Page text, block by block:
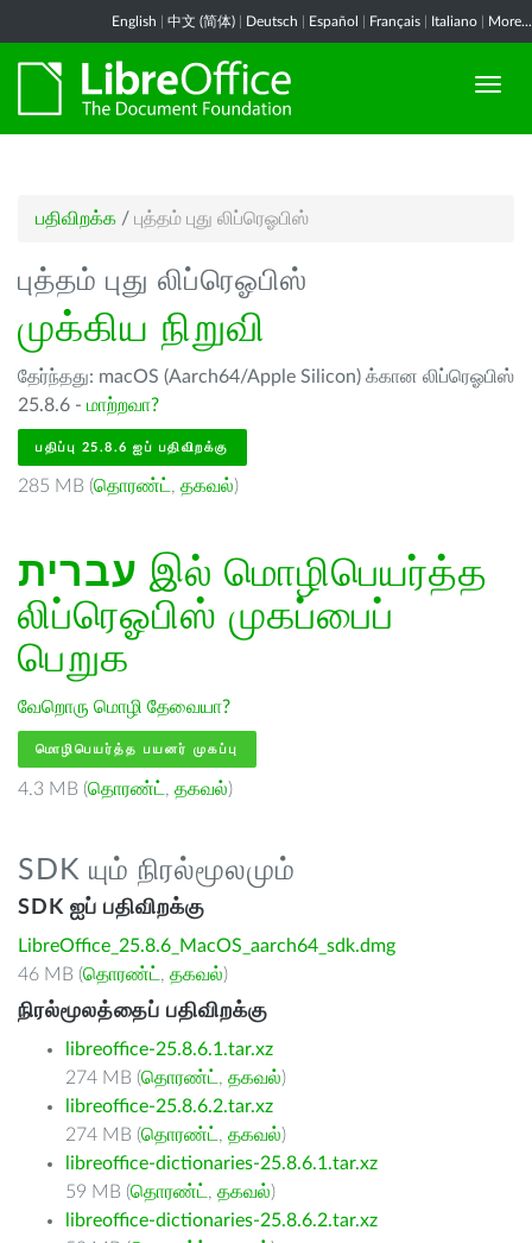
English 中文 (简体) Deutsch Español Français Italiano More...
பதிவிறக்க / புத்தம் புது லிப்ரெஓபிஸ்
புத்தம் புது லிப்ரெஓபிஸ்
முக்கிய நிறுவி
தேர்ந்தது: macOS (Aarch64/Apple Silicon) க்கான லிப்ரெஓபிஸ்
25.8.6 - மாற்றவா?
பதிப்பு 25.8.6 ஐப் பதிவிறக்கு
285 MB (தொரண்ட் , தகவல்)
עברית இல் மொழிபெயர்த்த
லிப்ரெஓபிஸ் முகப்பைப்
பெறுக
வேறொரு மொழி தேவையா?
மொழிபெயர்த்த பயனர் முகப்பு
4.3 MB (தொரண்ட் , தகவல்)
SDK யும் நிரல்மூலமும்
SDK ஐப் பதிவிறக்கு
LibreOffice_25.8.6_MacOS_aarch64_sdk.dmg
46 MB (தொரண்ட் , தகவல்)
நிரல்மூலத்தைப் பதிவிறக்கு
libreoffice-25.8.6.1.tar.xz
274 MB (தொரண்ட் , தகவல்)
libreoffice-25.8.6.2.tar.xz
274 MB (தொரண்ட் , தகவல்)
libreoffice-dictionaries-25.8.6.1.tar.xz
59 MB (தொரண்ட் , தகவல்)
libreoffice-dictionaries-25.8.6.2.tar.xz